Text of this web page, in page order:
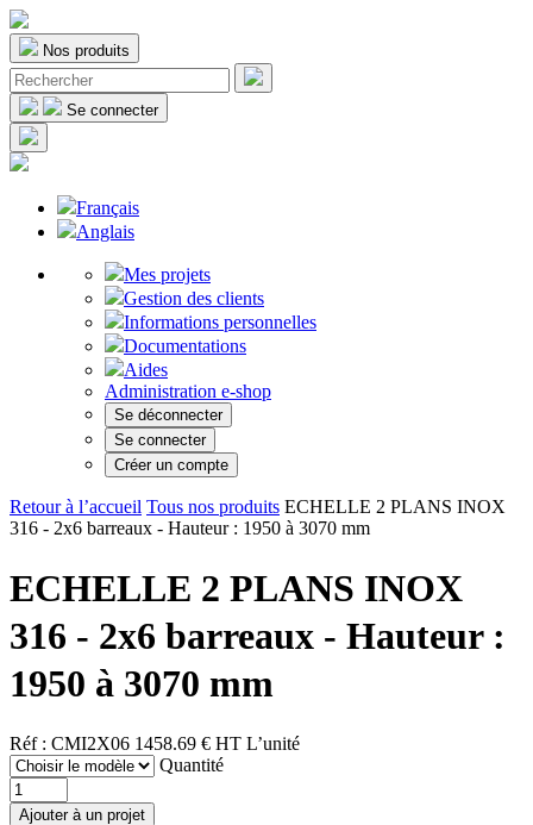
Nos produits
Se connecter
Français
Anglais
Mes projets
Gestion des clients
Informations personnelles
Documentations
Aides
Administration e-shop
Se déconnecter
Se connecter
Créer un compte
Retour à l’accueil Tous nos produits ECHELLE 2 PLANS INOX
316 - 2x6 barreaux - Hauteur : 1950 à 3070 mm
ECHELLE 2 PLANS INOX
316 - 2x6 barreaux - Hauteur :
1950 à 3070 mm
Réf : CMI2X06 1458.69 € HT L’unité
Quantité